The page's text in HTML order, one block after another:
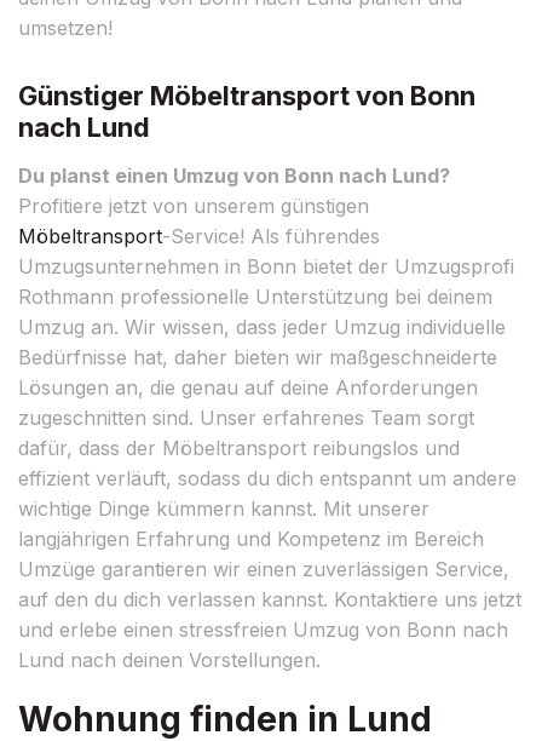
umsetzen!
Günstiger Möbeltransport von Bonn
nach Lund
Du planst einen Umzug von Bonn nach Lund?
Profitiere jetzt von unserem günstigen
Möbeltransport-Service! Als führendes
Umzugsunternehmen in Bonn bietet der Umzugsprofi
Rothmann professionelle Unterstützung bei deinem
Umzug an. Wir wissen, dass jeder Umzug individuelle
Bedürfnisse hat, daher bieten wir maßgeschneiderte
Lösungen an, die genau auf deine Anforderungen
zugeschnitten sind. Unser erfahrenes Team sorgt
dafür, dass der Möbeltransport reibungslos und
effizient verläuft, sodass du dich entspannt um andere
wichtige Dinge kümmern kannst. Mit unserer
langjährigen Erfahrung und Kompetenz im Bereich
Umzüge garantieren wir einen zuverlässigen Service,
auf den du dich verlassen kannst. Kontaktiere uns jetzt
und erlebe einen stressfreien Umzug von Bonn nach
Lund nach deinen Vorstellungen.
Wohnung finden in Lund